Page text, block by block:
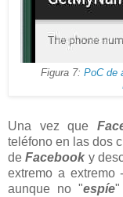
Figura 7: PoC de
Una vez que
teléfono en las dos
deFacebook y
extremo a
aunque no "espíe"